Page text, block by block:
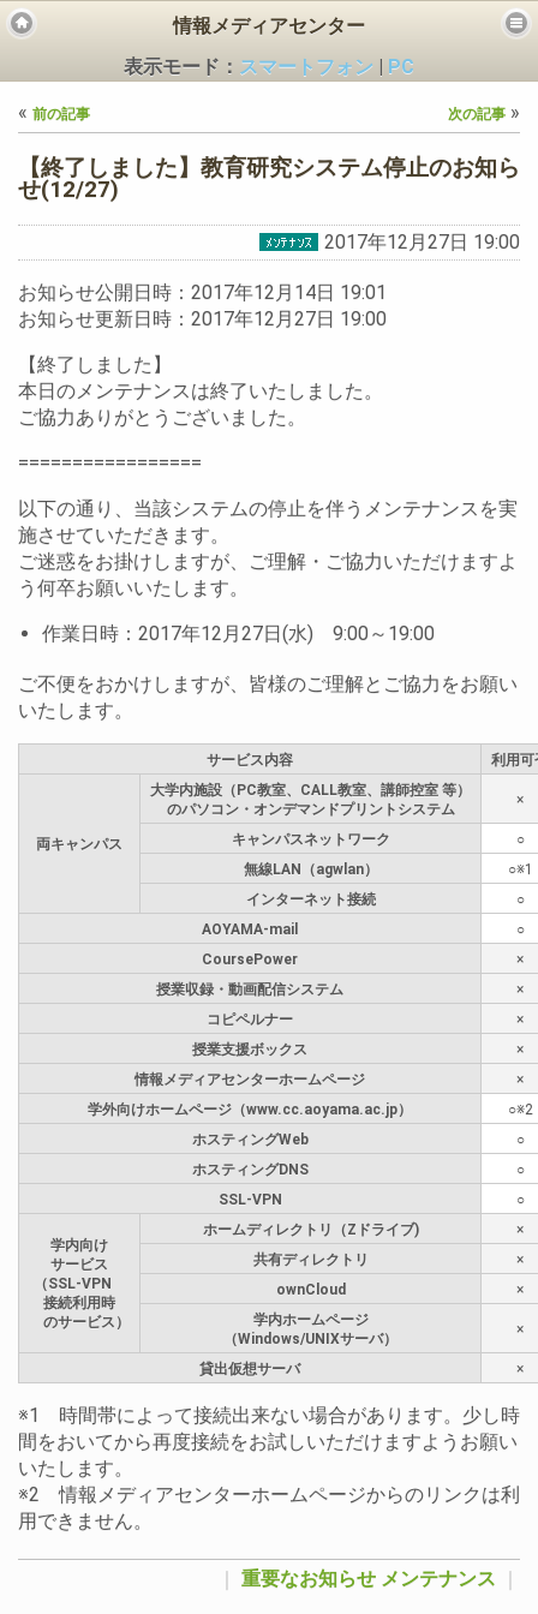
情報メディアセンター
表示モード： スマートフォン
PC
« 前の記事 次の記事 »
【終了しました】教育研究システム停止のお知ら
せ(12/27)
2017年12月27日 19:00
お知らせ公開日時：2017年12月14日 19:01
お知らせ更新日時：2017年12月27日 19:00
【終了しました】
本日のメンテナンスは終了いたしました。
ご協力ありがとうございました。
=================
以下の通り、当該システムの停止を伴うメンテナンスを実
施させていただきます。
ご迷惑をお掛けしますが、ご理解・ご協力いただけますよ
う何卒お願いいたします。
作業日時：2017年12月27日(水) 9:00～19:00
ご不便をおかけしますが、皆様のご理解とご協力をお願い
いたします。
サービス内容 利用可
両キャンパス
大学内施設（PC教室、CALL教室、講師控室 等）
のパソコン・オンデマンドプリントシステム
×
キャンパスネットワーク
○
無線LAN（agwlan）
○※1
インターネット接続
○
AOYAMA-mail
○
CoursePower
×
授業収録・動画配信システム
×
コピペルナー
×
授業支援ボックス
×
情報メディアセンターホームページ
×
学外向けホームページ（www.cc.aoyama.ac.jp）
○※2
ホスティングWeb
○
ホスティングDNS
○
SSL-VPN
○
学内向け
サービス
（SSL-VPN
接続利用時
のサービス）
ホームディレクトリ（Zドライブ)
×
共有ディレクトリ
×
ownCloud
×
学内ホームページ
（Windows/UNIXサーバ）
×
貸出仮想サーバ ×
※1 時間帯によって接続出来ない場合があります。少し時
間をおいてから再度接続をお試しいただけますようお願い
いたします。
※2 情報メディアセンターホームページからのリンクは利
用できません。
重要なお知らせ メンテナンス